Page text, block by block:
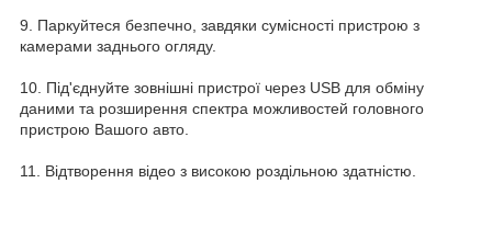
9. Паркуйтеся безпечно, завдяки сумісності пристрою з
камерами заднього огляду.
10. Під'єднуйте зовнішні пристрої через USB для обміну
даними та розширення спектра можливостей головного
пристрою Вашого авто.
11. Відтворення відео з високою роздільною здатністю.